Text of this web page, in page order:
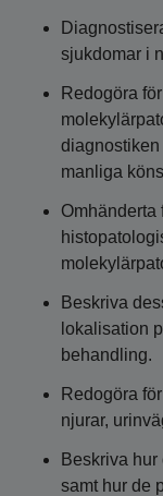
sjukdomar i
Redogöra
diagnostiken
manliga
Omhänderta
Beskriva
lokalisation
behandling.
Redogöra
njurar,
Beskriva
samt hur de